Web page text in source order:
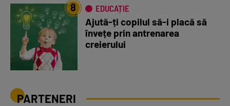
8 EDUCAȚIE
Ajută-ți copilul să-i placă să
învețe prin antrenarea
creierului
PARTENERI